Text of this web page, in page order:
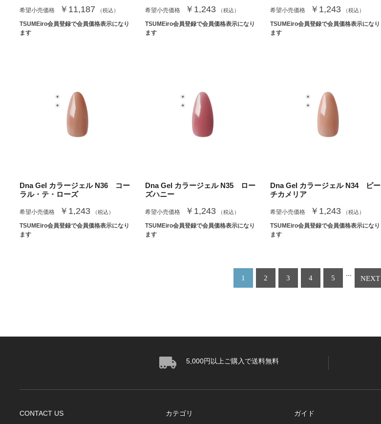
希望小売価格 ￥11,187 （税込）
TSUMEiro会員登録で会員価格表示になり
ます
希望小売価格 ￥1,243 （税込）
TSUMEiro会員登録で会員価格表示になり
ます
希望小売価格 ￥1,243 （税込）
TSUMEiro会員登録で会員価格表示になり
ます
Dna Gel カラージェル N36 コー
ラル・テ・ローズ
希望小売価格 ￥1,243 （税込）
TSUMEiro会員登録で会員価格表示になり
ます
Dna Gel カラージェル N35 ロー
ズハニー
希望小売価格 ￥1,243 （税込）
TSUMEiro会員登録で会員価格表示になり
ます
Dna Gel カラージェル N34 ピー
チカメリア
希望小売価格 ￥1,243 （税込）
TSUMEiro会員登録で会員価格表示になり
ます
1 2 3 4 5
...
NEXT
5,000円以上ご購入で送料無料
CONTACT US カテゴリ ガイド